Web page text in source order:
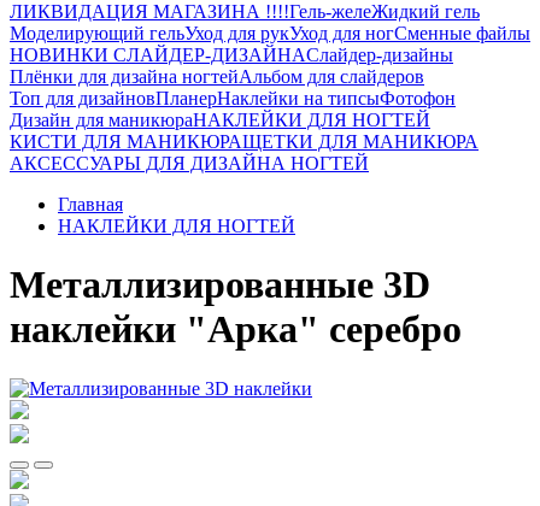
ЛИКВИДАЦИЯ МАГАЗИНА !!!!Гель-желеЖидкий гель
Моделирующий гельУход для рукУход для ногСменные файлы
НОВИНКИ СЛАЙДЕР-ДИЗАЙНАСлайдер-дизайны
Плёнки для дизайна ногтейАльбом для слайдеров
Топ для дизайновПланерНаклейки на типсыФотофон
Дизайн для маникюраНАКЛЕЙКИ ДЛЯ НОГТЕЙ
КИСТИ ДЛЯ МАНИКЮРАЩЕТКИ ДЛЯ МАНИКЮРА
АКСЕССУАРЫ ДЛЯ ДИЗАЙНА НОГТЕЙ
Главная
НАКЛЕЙКИ ДЛЯ НОГТЕЙ
Металлизированные 3D
наклейки "Арка" серебро